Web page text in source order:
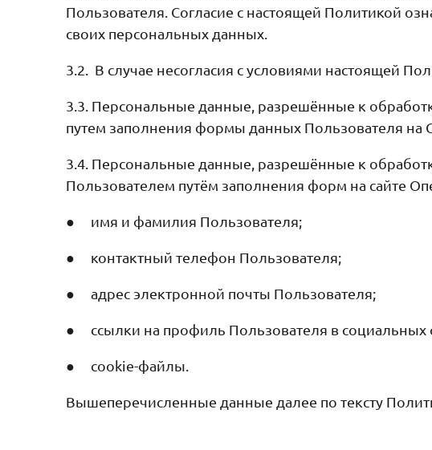
Пользователя. Согласие с настоящей Политикой
своих персональных данных.
3.2. В случае несогласия с условиями настоящей
3.3. Персональные данные, разрешённые к
путем заполнения формы данных Пользователя на
3.4. Персональные данные, разрешённые к
Пользователем путём заполнения форм на сайте
● имя и фамилия Пользователя;
● контактный телефон Пользователя;
● адрес электронной почты Пользователя;
● ссылки на профиль Пользователя в социальных
● cookie-файлы.
Вышеперечисленные данные далее по тексту